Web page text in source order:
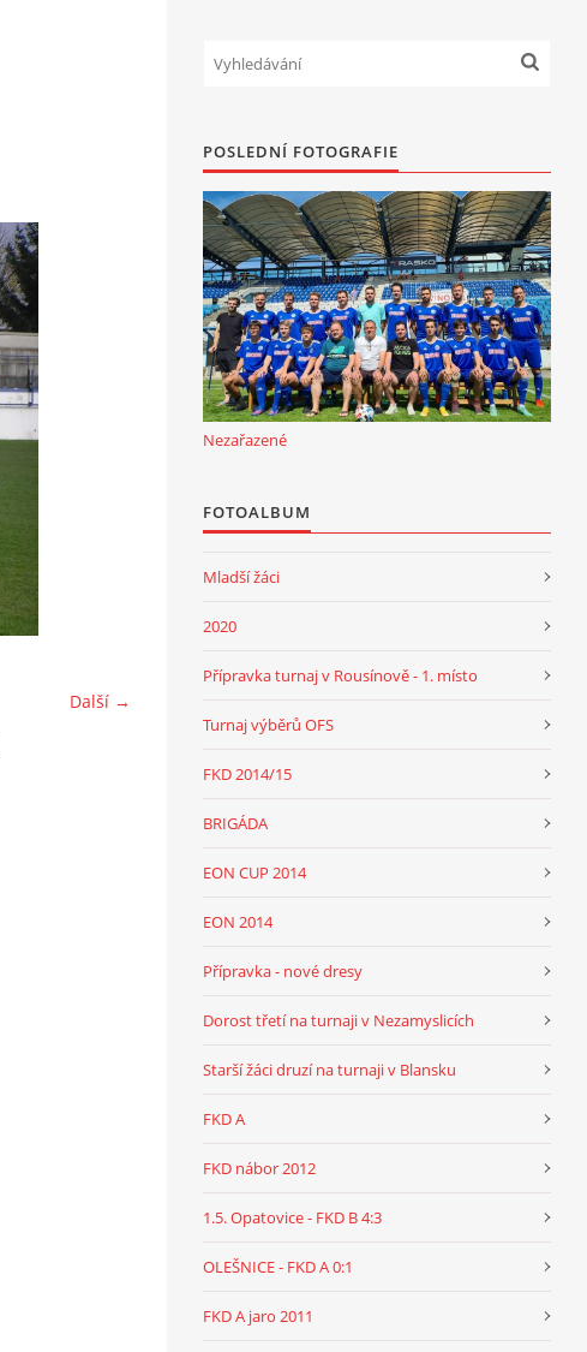
Další →
POSLEDNÍ FOTOGRAFIE
Nezařazené
FOTOALBUM
Mladší žáci
2020
Přípravka turnaj v Rousínově - 1. místo
Turnaj výběrů OFS
FKD 2014/15
BRIGÁDA
EON CUP 2014
EON 2014
Přípravka - nové dresy
Dorost třetí na turnaji v Nezamyslicích
Starší žáci druzí na turnaji v Blansku
FKD A
FKD nábor 2012
1.5. Opatovice - FKD B 4:3
OLEŠNICE - FKD A 0:1
FKD A jaro 2011